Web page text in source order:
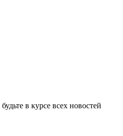
в курсе всех новостей